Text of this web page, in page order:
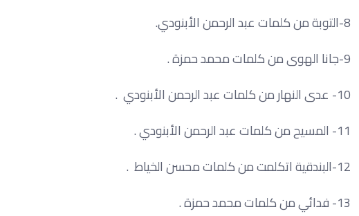
8-التوبة من كلمات عبد الرحمن الأبنودي.
9-جانا الهوى من كلمات محمد حمزة .
10- عدى النهار من كلمات عبد الرحمن الأبنودي .
11- المسيح من كلمات عبد الرحمن الأبنودي .
12-البندقية اتكلمت من كلمات محسن الخياط .
13- فدائي من كلمات محمد حمزة .